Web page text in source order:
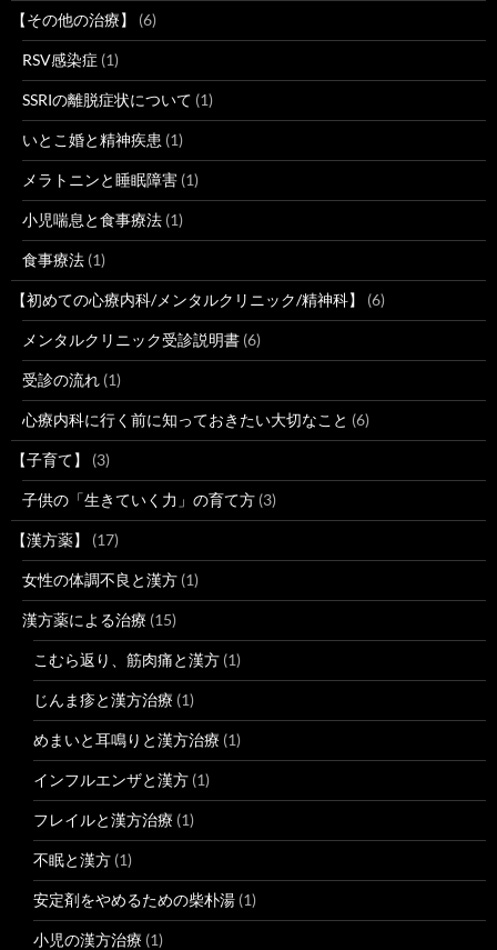
【その他の治療】 (6)
RSV感染症 (1)
SSRIの離脱症状について (1)
いとこ婚と精神疾患 (1)
メラトニンと睡眠障害 (1)
小児喘息と食事療法 (1)
食事療法 (1)
【初めての心療内科/メンタルクリニック/精神科】 (6)
メンタルクリニック受診説明書 (6)
受診の流れ (1)
心療内科に行く前に知っておきたい大切なこと (6)
【子育て】 (3)
子供の「生きていく力」の育て方 (3)
【漢方薬】 (17)
女性の体調不良と漢方 (1)
漢方薬による治療 (15)
こむら返り、筋肉痛と漢方 (1)
じんま疹と漢方治療 (1)
めまいと耳鳴りと漢方治療 (1)
インフルエンザと漢方 (1)
フレイルと漢方治療 (1)
不眠と漢方 (1)
安定剤をやめるための柴朴湯 (1)
小児の漢方治療 (1)